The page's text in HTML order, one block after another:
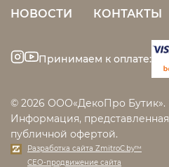
НОВОСТИ КОНТАКТЫ
Принимаем к оплате:
© 2026 ООО«ДекоПро
Информация, представленная
публичной офертой.
Разработка сайта ZmitroC.by™
СЕО-продвижение сайта